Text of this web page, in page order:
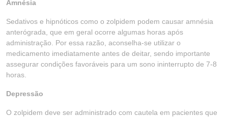
Amnésia
Sedativos e hipnóticos como o zolpidem podem causar amnésia
anterógrada, que em geral ocorre algumas horas após
administração. Por essa razão, aconselha-se utilizar o
medicamento imediatamente antes de deitar, sendo importante
assegurar condições favoráveis para um sono ininterrupto de 7-8
horas.
Depressão
O zolpidem deve ser administrado com cautela em pacientes que